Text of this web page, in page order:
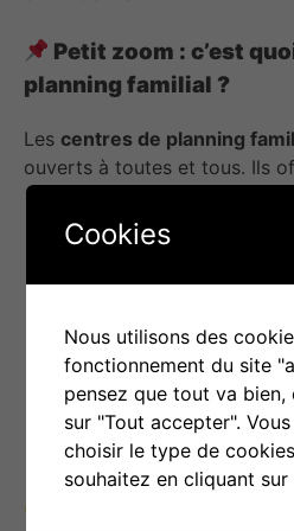
Petit zoom : c’est
planning familial ?
Les centres de planning
ouverts à toutes et tous. Ils
Desconsultations
psychologiques
Des conseils en
Des animations
les institutions
Un
Des espaces
toute
Cookies
Nous utilisons des
fonctionnement du site
pensez que tout va bien,
sur "Tout accepter".
choisir le type de
souhaitez en cliquant sur